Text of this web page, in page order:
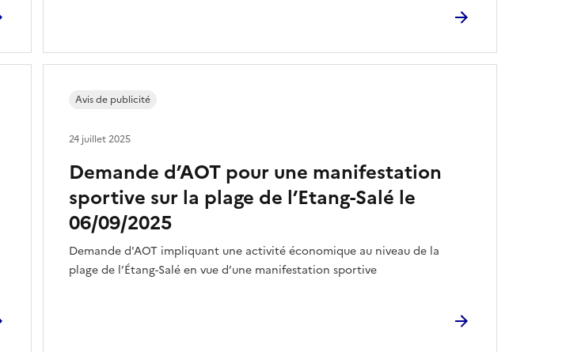
Demande d’AOT pour une manifestation
sportive sur la plage de l’Etang-Salé le
06/09/2025
Demande d'AOT impliquant une activité économique au niveau de la
plage de l’Étang-Salé en vue d’une manifestation sportive
Avis de publicité
24 juillet 2025